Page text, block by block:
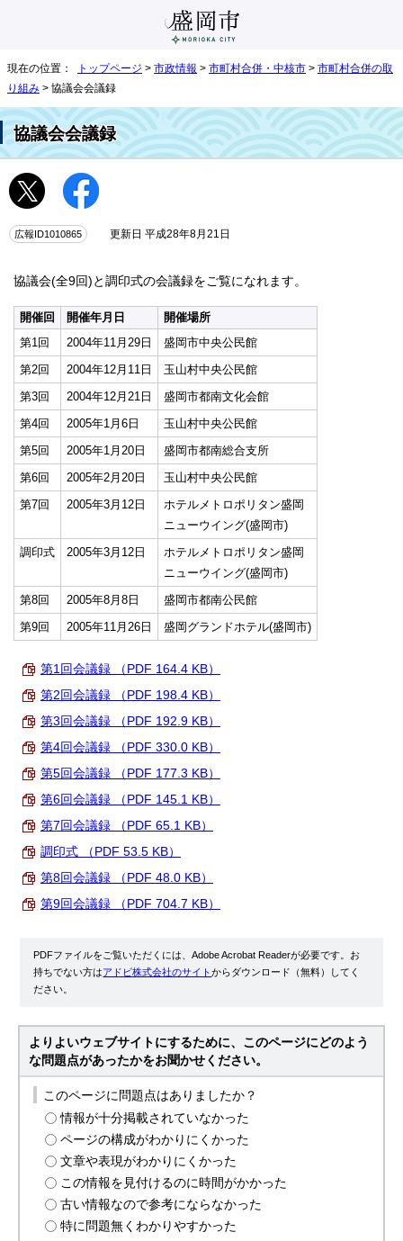
現在の位置： トップページ > 市政情報 > 市町村合併・中核市 > 市町村合併の取
り組み > 協議会会議録
協議会会議録
広報ID1010865 更新日 平成28年8月21日
協議会(全9回)と調印式の会議録をご覧になれます。
開催回 開催年月日
開催場所
第1回
2004年11月29日
盛岡市中央公民館
第2回
2004年12月11日
玉山村中央公民館
第3回
2004年12月21日
盛岡市都南文化会館
第4回
2005年1月6日
玉山村中央公民館
第5回
2005年1月20日
盛岡市都南総合支所
第6回
2005年2月20日
玉山村中央公民館
第7回
2005年3月12日
ホテルメトロポリタン盛岡
ニューウイング(盛岡市)
調印式
2005年3月12日
ホテルメトロポリタン盛岡
ニューウイング(盛岡市)
第8回
2005年8月8日
盛岡市都南公民館
第9回
2005年11月26日 盛岡グランドホテル(盛岡市)
第1回会議録 （PDF 164.4 KB）
第2回会議録 （PDF 198.4 KB）
第3回会議録 （PDF 192.9 KB）
第4回会議録 （PDF 330.0 KB）
第5回会議録 （PDF 177.3 KB）
第6回会議録 （PDF 145.1 KB）
第7回会議録 （PDF 65.1 KB）
調印式 （PDF 53.5 KB）
第8回会議録 （PDF 48.0 KB）
第9回会議録 （PDF 704.7 KB）
PDFファイルをご覧いただくには、Adobe Acrobat Readerが必要です。お
持ちでない方はアドビ株式会社のサイトからダウンロード（無料）してく
ださい。
よりよいウェブサイトにするために、このページにどのよう
な問題点があったかをお聞かせください。
このページに問題点はありましたか？
情報が十分掲載されていなかった
ページの構成がわかりにくかった
文章や表現がわかりにくかった
この情報を見付けるのに時間がかかった
古い情報なので参考にならなかった
特に問題無くわかりやすかった